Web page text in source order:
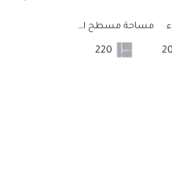
مساحة مسطح البناء